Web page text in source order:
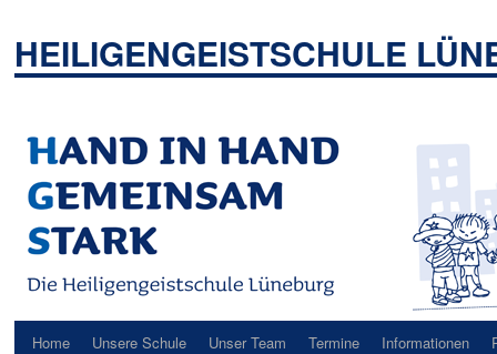
springen
HEILIGENGEISTSCHULE
Home Unsere Schule Unser Team Termine Informationen